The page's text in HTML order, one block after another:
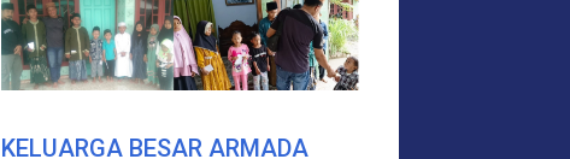
KELUARGA BESAR ARMADA